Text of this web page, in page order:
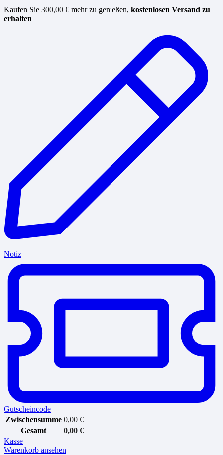
Kaufen Sie 300,00 € mehr zu genießen, kostenlosen Versand zu
erhalten
Notiz
Gutscheincode
Zwischensumme 0,00 €
Gesamt
0,00 €
Kasse
Warenkorb ansehen